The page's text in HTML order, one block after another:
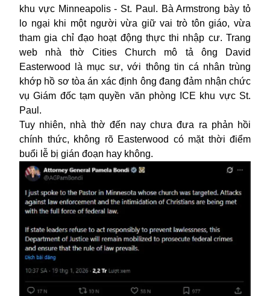
khu vực Minneapolis - St. Paul. Bà Armstrong bày tỏ
lo ngại khi một người vừa giữ vai trò tôn giáo, vừa
tham gia chỉ đạo hoạt động thực thi nhập cư. Trang
web nhà thờ Cities Church mô tả ông David
Easterwood là mục sư, với thông tin cá nhân trùng
khớp hồ sơ tòa án xác định ông đang đảm nhận chức
vụ Giám đốc tạm quyền văn phòng ICE khu vực St.
Paul.
Tuy nhiên, nhà thờ đến nay chưa đưa ra phản hồi
chính thức, không rõ Easterwood có mặt thời điểm
buổi lễ bị gián đoạn hay không.